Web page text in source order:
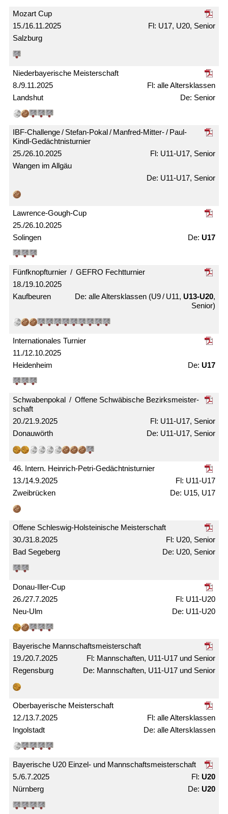
15./16.11.2025
Mozart Cup
Salzburg
U17, U20, Senior
8./9.11.2025
Nieder­bayerische Meister­schaft
Landshut
alle Alters­klassen
Senior
25./26.10.2025
IBF-Challenge / Stefan-Pokal / Manfred-Mitter- / Paul-
Kindl-Gedächtnis­turnier
Wangen im Allgäu
U11-U17, Senior
U11-U17, Senior
25./26.10.2025
Lawrence-Gough-Cup
Solingen U17
18./19.10.2025
Fünfknopf­turnier / GEFRO Fecht­turnier
Kaufbeuren alle Alters­klassen (U9 / U11, U13-U20,
Senior)
11./12.10.2025
Internationales Turnier
Heidenheim U17
20./21.9.2025
Schwabenpokal / Offene Schwäbische Bezirks­meister­
schaft
Donauwörth
U11-U17, Senior
U11-U17, Senior
13./14.9.2025
46. Intern. Heinrich-Petri-Gedächtnis­turnier
Zweibrücken
U11-U17
U15, U17
30./31.8.2025
Offene Schleswig-Holsteinische Meister­schaft
Bad Segeberg
U20, Senior
U20, Senior
26./27.7.2025
Donau-Iller-Cup
Neu-Ulm
U11-U20
U11-U20
19./20.7.2025
Bayerische Mann­schafts­meister­schaft
Regensburg
Mann­schaften, U11-U17 und Senior
Mann­schaften, U11-U17 und Senior
12./13.7.2025
Ober­bayerische Meister­schaft
Ingolstadt
alle Alters­­klassen
alle Alters­klassen
5./6.7.2025
Bayerische U20 Einzel- und Mann­schafts­meister­schaft
Nürnberg
U20
U20